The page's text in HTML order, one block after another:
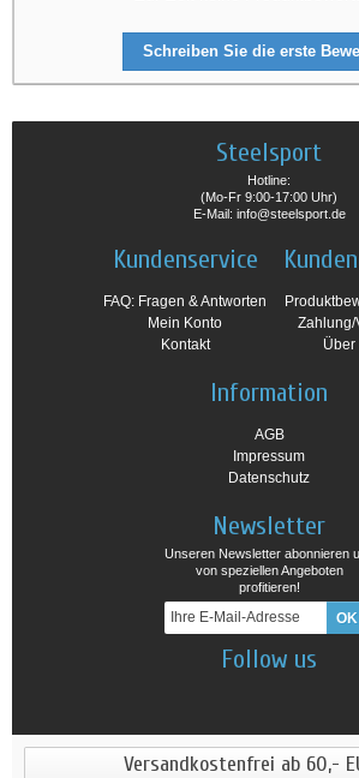
Schreiben Sie die erste
Steelsport
Hotline:
(Mo-Fr 9:00-17:00 Uhr)
E-Mail: info@steelsport.de
Kundenservice
FAQ: Fragen & Antworten
Mein Konto
Kontakt
Zahlung/
Über
Information
AGB
Impressum
Datenschutz
Newsletter
Unseren Newsletter abonnieren
von speziellen Angeboten
profitieren!
Follow us
Versandkostenfrei ab 60,-